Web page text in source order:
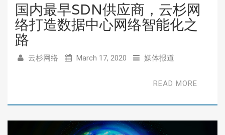
国内最早SDN供应商，云杉网
络打造数据中心网络智能化之
路
云杉网络 March 17, 2020 媒体报道
READ MORE